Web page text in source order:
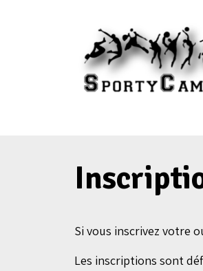
Si vous inscrivez votre
Les inscriptions sont